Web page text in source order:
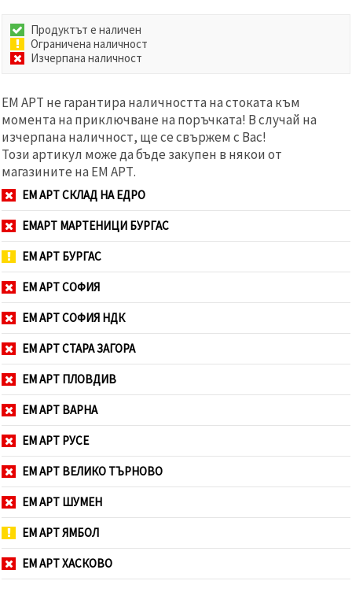
Продуктът е наличен
Ограничена наличност
Изчерпана наличност
ЕМ АРТ не гарантира наличността на стоката към
момента на приключване на поръчката! В случай на
изчерпана наличност, ще се свържем с Вас!
Този артикул може да бъде закупен в някои от
магазините на ЕМ АРТ.
ЕМ АРТ СКЛАД НА ЕДРО
ЕМАРТ МАРТЕНИЦИ БУРГАС
ЕМ АРТ БУРГАС
ЕМ АРТ СОФИЯ
ЕМ АРТ СОФИЯ НДК
ЕМ АРТ СТАРА ЗАГОРА
ЕМ АРТ ПЛОВДИВ
ЕМ АРТ ВАРНА
ЕМ АРТ РУСЕ
ЕМ АРТ ВЕЛИКО ТЪРНОВО
ЕМ АРТ ШУМЕН
ЕМ АРТ ЯМБОЛ
ЕМ АРТ ХАСКОВО